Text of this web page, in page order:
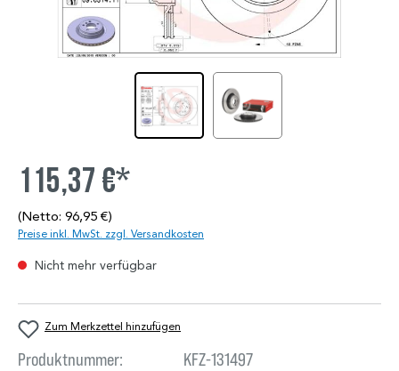
115,37 €*
(Netto: 96,95 €)
Preise inkl. MwSt. zzgl. Versandkosten
Nicht mehr verfügbar
Zum Merkzettel hinzufügen
Produktnummer:
KFZ-131497